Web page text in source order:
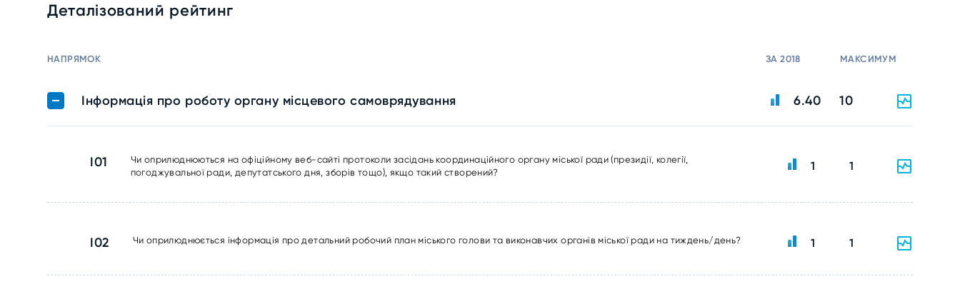
Деталізований рейтинг
НАПРЯМОК ЗА 2018 МАКСИМУМ
Інформація про роботу органу місцевого самоврядування 6.40 10
I01
Чи оприлюднюються на офіційному веб-сайті протоколи засідань координаційного органу міської ради (президії, колегії,
погоджувальної ради, депутатського дня, зборів тощо), якщо такий створений?
1 1
I02 Чи оприлюднюється інформація про детальний робочий план міського голови та виконавчих органів міської ради на тиждень/день? 1 1